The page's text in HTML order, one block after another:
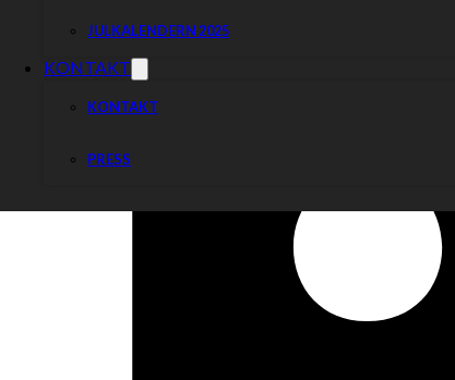
JULKALENDERN 2025
KONTAKT
KONTAKT
PRESS